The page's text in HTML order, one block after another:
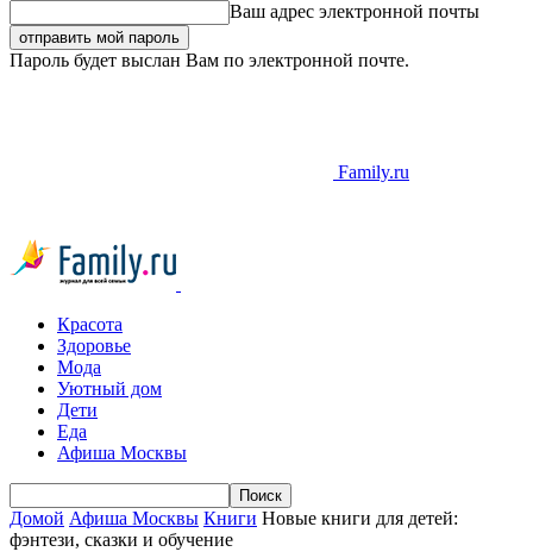
Ваш адрес электронной почты
Пароль будет выслан Вам по электронной почте.
Family.ru
Красота
Здоровье
Мода
Уютный дом
Дети
Еда
Афиша Москвы
Домой Афиша Москвы Книги Новые книги для детей:
фэнтези, сказки и обучение